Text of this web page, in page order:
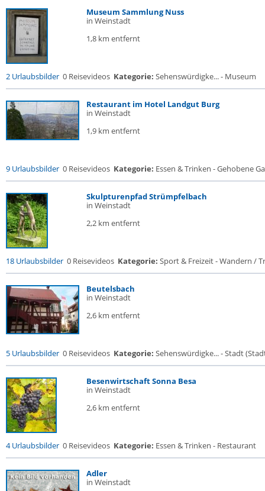
Museum Sammlung Nuss
in Weinstadt
1,8 km entfernt
2 Urlaubsbilder 0 Reisevideos Kategorie: Sehenswürdigke... - Museum
Restaurant im Hotel Landgut Burg
in Weinstadt
1,9 km entfernt
9 Urlaubsbilder 0 Reisevideos Kategorie: Essen & Trinken - Gehobene
Skulpturenpfad Strümpfelbach
in Weinstadt
2,2 km entfernt
18 Urlaubsbilder 0 Reisevideos Kategorie: Sport & Freizeit - Wandern /
Beutelsbach
in Weinstadt
2,6 km entfernt
5 Urlaubsbilder 0 Reisevideos Kategorie: Sehenswürdigke... - Stadt
Besenwirtschaft Sonna Besa
in Weinstadt
2,6 km entfernt
4 Urlaubsbilder 0 Reisevideos Kategorie: Essen & Trinken - Restaurant
Adler
in Weinstadt